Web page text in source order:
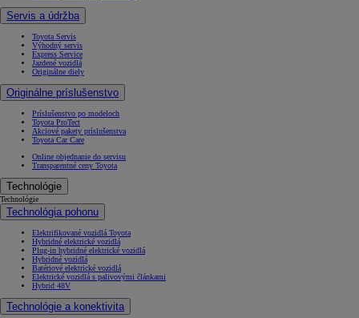
Servis a údržba
Toyota Servis
Výhodný servis
Express Service
Jazdené vozidlá
Originálne diely
Originálne príslušenstvo
Príslušenstvo po modeloch
Toyota ProTect
Akciové pakety príslušenstva
Toyota Car Care
Online objednanie do servisu
Transparentné ceny Toyota
Technológie
Technológie
Technológia pohonu
Elektrifikované vozidlá Toyota
Hybridné elektrické vozidlá
Plug-in hybridné elektrické vozidlá
Hybridné vozidlá
Batériové elektrické vozidlá
Elektrické vozidlá s palivovými článkami
Hybrid 48V
Technológie a konektivita